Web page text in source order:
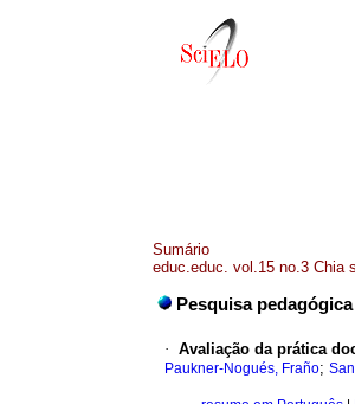
Sumário
educ.educ. vol.15 no.3 Chia
Pesquisa pedagógica
· Avaliação da prática
Paukner-Nogués, Fraño;